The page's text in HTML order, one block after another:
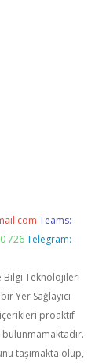
Teams:
726 Telegram:
Bilgi Teknolojileri
Yer Sağlayıcı
proaktif
taşımakta olup,